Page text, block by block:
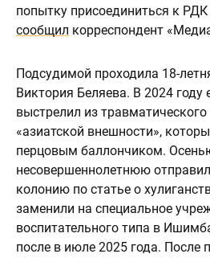
попытку присоединиться к
сообщил корреспондент
Подсудимой проходила 18-
Виктория Беляева. В 2024 году
выстрелил из
«азиатской внешности»,
перцовым баллончиком.
несовершеннолетнюю
колонию по статье о
заменили на специальное
воспитательного типа в
после в июле 2025 года. После